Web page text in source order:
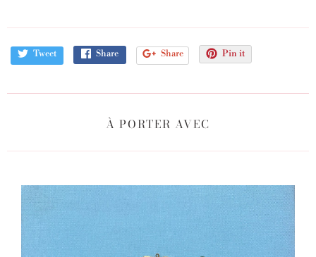
Tweet Share Share Pin it
À PORTER AVEC